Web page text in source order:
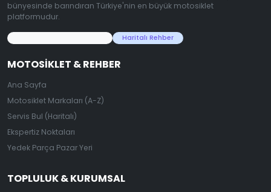
bünyesinde barındıran Türkiye'nin en büyük motosiklet
platformudur.
Haritalı Rehber
MOTOSIKLET & REHBER
Ana Sayfa
Motosiklet Markaları (A-Z)
Servis Bul (Haritalı)
Ekspertiz Noktaları
Yedek Parça Pazar Yeri
TOPLULUK & KURUMSAL